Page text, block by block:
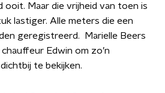
ooit. Maar die vrijheid van toen is
lastiger. Alle meters die een
geregistreerd. Marielle Beers
Edwin om zo’n
te bekijken.